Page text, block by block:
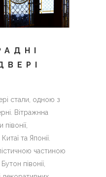
стали, одною з
Вітражнна
півонії,
та Японії.
частиною
півонії,